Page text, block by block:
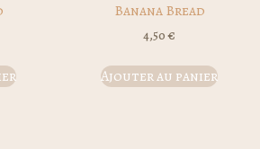
Banana Bread
4,50€
Ajouter au panier